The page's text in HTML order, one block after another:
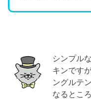
シンプル
キンです
ングルテ
なるとこ